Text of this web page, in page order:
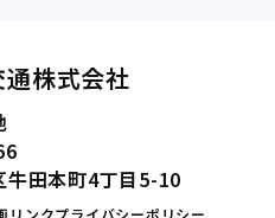
株式会社
牛田本町4丁目5-10
リンクプライバシーポリシー